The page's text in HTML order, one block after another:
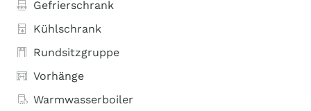
Gefrierschrank
Kühlschrank
Rundsitzgruppe
Vorhänge
Warmwasserboiler